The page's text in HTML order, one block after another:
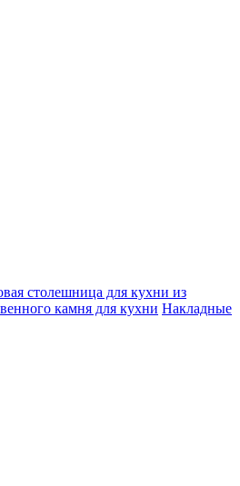
столешница для кухни из
камня для кухни Накладные